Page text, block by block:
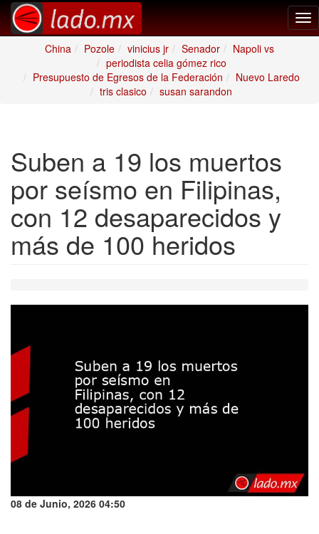
China
Pozole vinicius jr Senador
Napoli vs
periodista celia gómez rico
Presupuesto de Egresos de la Federación
Nuevo Laredo
tris clasico
susan sarandon
Suben a 19 los muertos
por seísmo en Filipinas,
con 12 desaparecidos y
más de 100 heridos
08 de Junio, 2026 04:50